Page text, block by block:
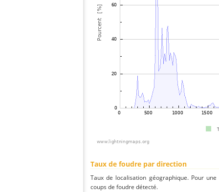
Taux de foudre par direction
Taux de localisation géographique. Pour
coups de foudre détecté.